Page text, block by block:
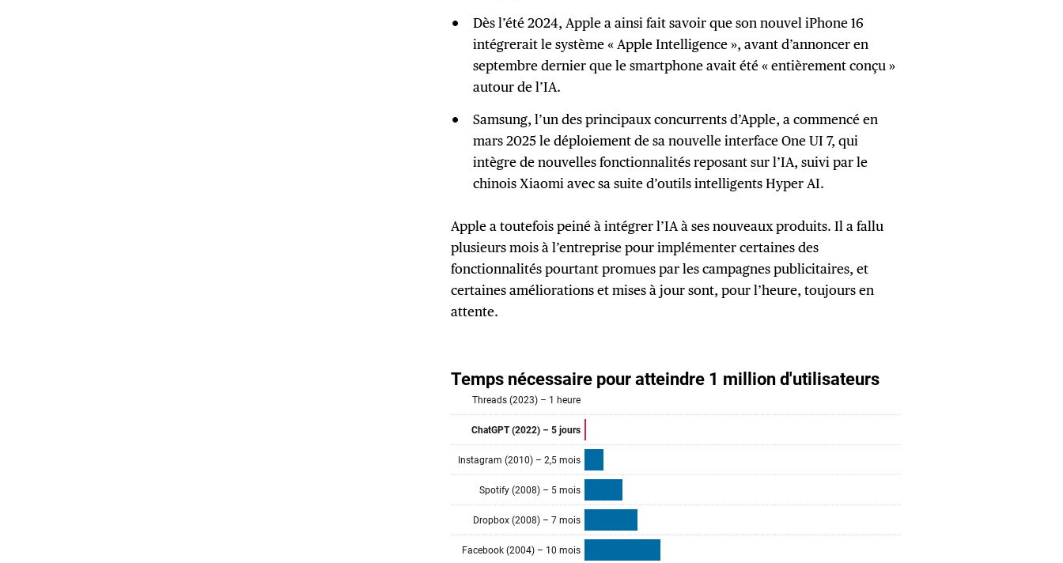
Dès l’été 2024, Apple a ainsi fait savoir que son nouvel iPhone 16
intégrerait le système « Apple Intelligence », avant d’annoncer en
septembre dernier que le smartphone avait été « entièrement conçu »
autour de l’IA.
Samsung, l’un des principaux concurrents d’Apple, a commencé en
mars 2025 le déploiement de sa nouvelle interface One UI 7, qui
intègre de nouvelles fonctionnalités reposant sur l’IA, suivi par le
chinois Xiaomi avec sa suite d’outils intelligents Hyper AI.
Apple a toutefois peiné à intégrer l’IA à ses nouveaux produits. Il a fallu
plusieurs mois à l’entreprise pour implémenter certaines des
fonctionnalités pourtant promues par les campagnes publicitaires, et
certaines améliorations et mises à jour sont, pour l’heure, toujours en
attente.